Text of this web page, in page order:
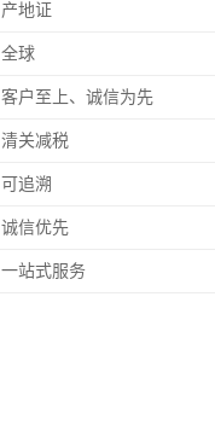
产地证
全球
客户至上、诚信为先
清关减税
可追溯
诚信优先
一站式服务